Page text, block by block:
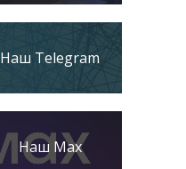
Наш Telegram
Наш Max